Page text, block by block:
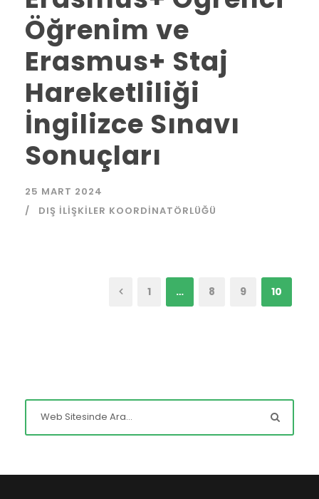
Öğrenim ve
Erasmus+ Staj
Hareketliliği
İngilizce Sınavı
Sonuçları
25 MART 2024
DIŞ İLIŞKILER KOORDINATÖRLÜĞÜ
1 … 8 9 10